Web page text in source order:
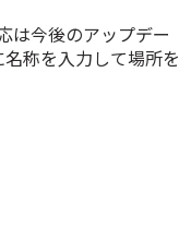
は今後のアップデー
称を入力して場所を